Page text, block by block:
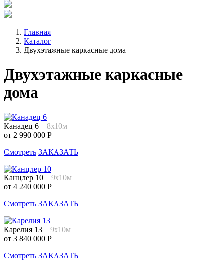
Главная
Каталог
Двухэтажные каркасные дома
Двухэтажные каркасные
дома
Канадец 6 8х10м
от 2 990 000 Р
Смотреть ЗАКАЗАТЬ
Канцлер 10 9х10м
от 4 240 000 Р
Смотреть ЗАКАЗАТЬ
Карелия 13 9х10м
от 3 840 000 Р
Смотреть ЗАКАЗАТЬ